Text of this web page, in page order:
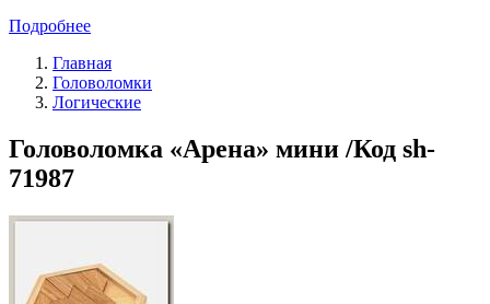
Подробнее
Главная
Головоломки
Логические
Головоломка «Арена» мини /Код sh-
71987